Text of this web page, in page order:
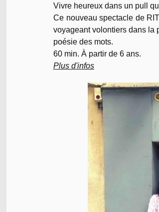
Vivre heureux dans un pull
Ce nouveau spectacle de
voyageant volontiers dans la
poésie des mots.
60 min. À partir de 6 ans.
Plus d'infos